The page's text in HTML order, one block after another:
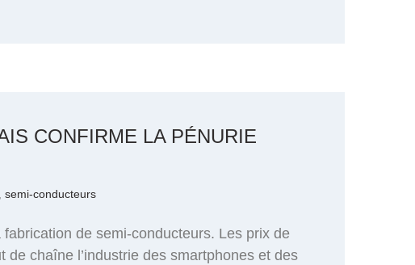
CONFIRME LA PÉNURIE
, semi-conducteurs
de semi-conducteurs. Les prix de
de chaîne l’industrie des smartphones et des